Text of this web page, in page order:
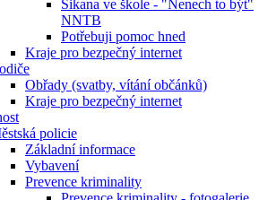
Šikana ve škole - "Nenech to být"
NNTB
Potřebuji pomoc hned
Kraje pro bezpečný internet
Obřady (svatby, vítání občánků)
Kraje pro bezpečný internet
policie
Základní informace
Vybavení
Prevence kriminality